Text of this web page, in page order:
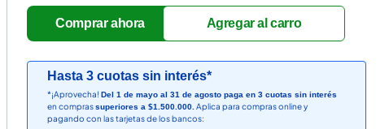
Hasta 3 cuotas sin interés*
*¡Aprovecha!Del 1 de mayo al 31 de agosto paga en 3 cuotas sin interés
en comprassuperiores a $1.500.000. Aplica para compras online y
pagando con las tarjetas de los bancos: